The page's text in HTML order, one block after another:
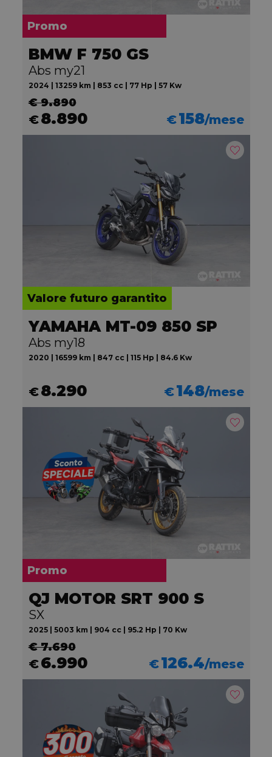
Promo
BMW F 750 GS
Abs my21
2024 | 13259 km | 853 cc | 77 Hp | 57 Kw
€ 9.890
€8.890 €158/mese
Valore futuro garantito
YAMAHA MT-09 850 SP
Abs my18
2020 | 16599 km | 847 cc | 115 Hp | 84.6 Kw
€8.290 €148/mese
Promo
QJ MOTOR SRT 900 S
SX
2025 | 5003 km | 904 cc | 95.2 Hp | 70 Kw
€ 7.690
€6.990 €126.4/mese